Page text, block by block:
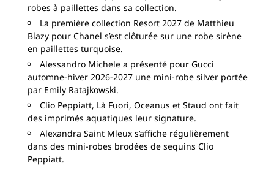
robes à paillettes dans sa collection.
La première collection Resort 2027 de Matthieu
Blazy pour Chanel s’est clôturée sur une robe sirène
en paillettes turquoise.
Alessandro Michele a présenté pour Gucci
automne-hiver 2026-2027 une mini-robe silver portée
par Emily Ratajkowski.
Clio Peppiatt, Là Fuori, Oceanus et Staud ont fait
des imprimés aquatiques leur signature.
Alexandra Saint Mleux s’affiche régulièrement
dans des mini-robes brodées de sequins Clio
Peppiatt.